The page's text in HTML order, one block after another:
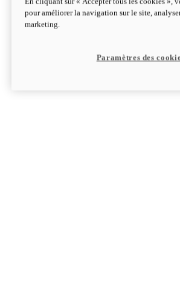
Hypermotard V2 SP 100
Découvrez-le
pour améliorer la navigation sur le site,
marketing.
Paramètres des